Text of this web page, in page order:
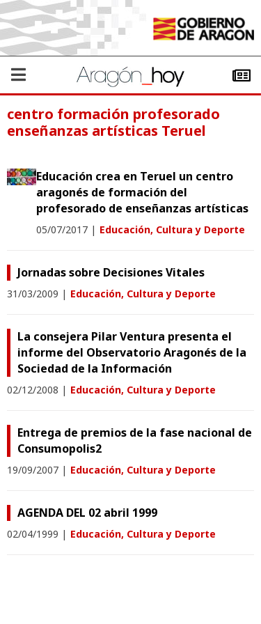
centro formación profesorado
enseñanzas artísticas Teruel
Educación crea en Teruel un centro
aragonés de formación del
profesorado de enseñanzas artísticas
05/07/2017 | Educación, Cultura y Deporte
Jornadas sobre Decisiones Vitales
31/03/2009 | Educación, Cultura y Deporte
La consejera Pilar Ventura presenta el
informe del Observatorio Aragonés de la
Sociedad de la Información
02/12/2008 | Educación, Cultura y Deporte
Entrega de premios de la fase nacional de
Consumopolis2
19/09/2007 | Educación, Cultura y Deporte
AGENDA DEL 02 abril 1999
02/04/1999 | Educación, Cultura y Deporte